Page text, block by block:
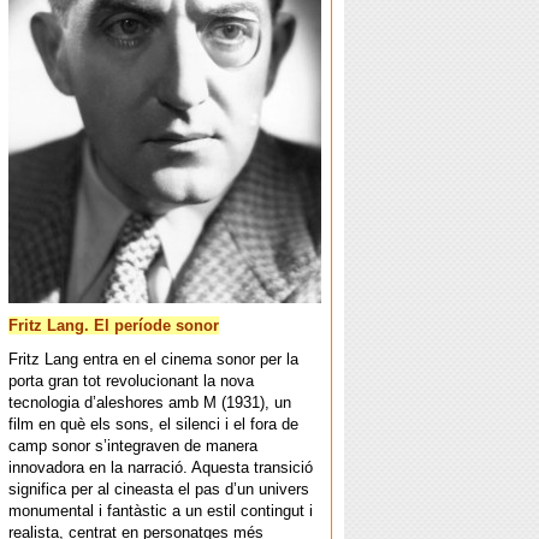
Fritz Lang. El període sonor
Fritz Lang entra en el cinema sonor per la
porta gran tot revolucionant la nova
tecnologia d’aleshores amb M (1931), un
film en què els sons, el silenci i el fora de
camp sonor s’integraven de manera
innovadora en la narració. Aquesta transició
significa per al cineasta el pas d’un univers
monumental i fantàstic a un estil contingut i
realista, centrat en personatges més